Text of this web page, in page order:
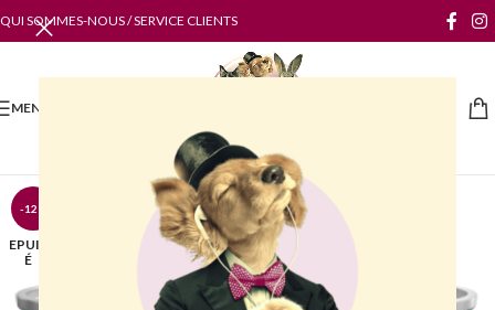
QUI SOMMES-NOUS / SERVICE CLIENTS
MENU
-12%
EPUIS
É